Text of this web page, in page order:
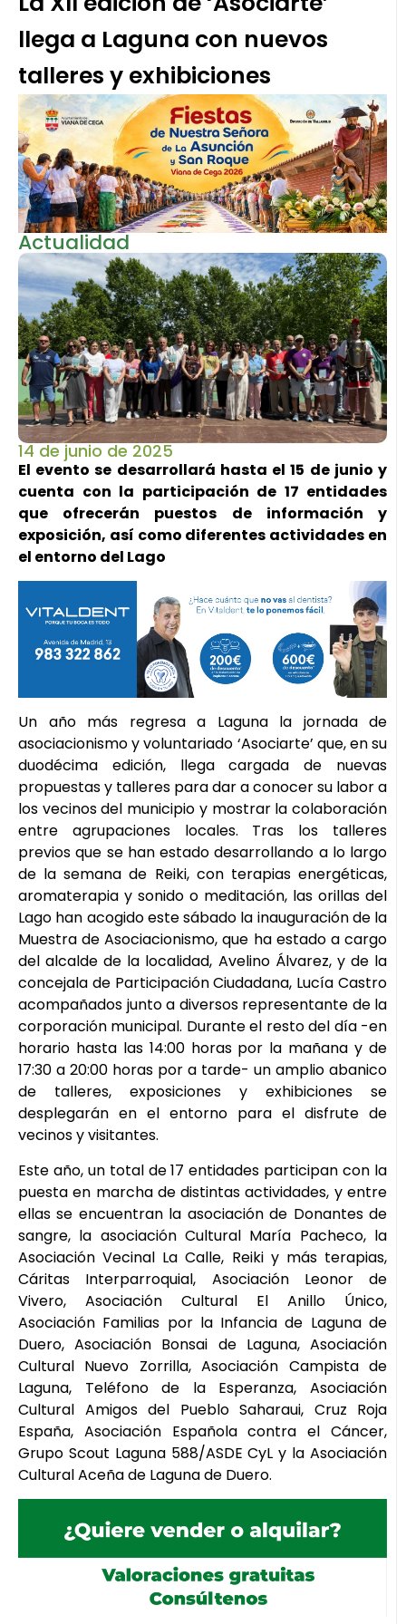
llega a Laguna con nuevos
talleres y exhibiciones
Actualidad
14 de junio de 2025
El evento se desarrollará hasta el 15 de junio y
cuenta con la participación de 17 entidades
que ofrecerán puestos de información y
exposición, así como diferentes actividades en
el entorno del Lago
Un año más regresa a Laguna la jornada de
asociacionismo y voluntariado ‘Asociarte’ que, en su
duodécima edición, llega cargada de nuevas
propuestas y talleres para dar a conocer su labor a
los vecinos del municipio y mostrar la colaboración
entre agrupaciones locales. Tras los talleres
previos que se han estado desarrollando a lo largo
de la semana de Reiki, con terapias energéticas,
aromaterapia y sonido o meditación, las orillas del
Lago han acogido este sábado la inauguración de la
Muestra de Asociacionismo, que ha estado a cargo
del alcalde de la localidad, Avelino Álvarez, y de la
concejala de Participación Ciudadana, Lucía Castro
acompañados junto a diversos representante de la
corporación municipal. Durante el resto del día -en
horario hasta las 14:00 horas por la mañana y de
17:30 a 20:00 horas por a tarde- un amplio abanico
de talleres, exposiciones y exhibiciones se
desplegarán en el entorno para el disfrute de
vecinos y visitantes.
Este año, un total de 17 entidades participan con la
puesta en marcha de distintas actividades, y entre
ellas se encuentran la asociación de Donantes de
sangre, la asociación Cultural María Pacheco, la
Asociación Vecinal La Calle, Reiki y más terapias,
Cáritas Interparroquial, Asociación Leonor de
Vivero, Asociación Cultural El Anillo Único,
Asociación Familias por la Infancia de Laguna de
Duero, Asociación Bonsai de Laguna, Asociación
Cultural Nuevo Zorrilla, Asociación Campista de
Laguna, Teléfono de la Esperanza, Asociación
Cultural Amigos del Pueblo Saharaui, Cruz Roja
España, Asociación Española contra el Cáncer,
Grupo Scout Laguna 588/ASDE CyL y la Asociación
Cultural Aceña de Laguna de Duero.